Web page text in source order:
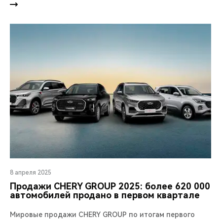
8 апреля 2025
Продажи CHERY GROUP 2025: более 620 000
автомобилей продано в первом квартале
Мировые продажи CHERY GROUP по итогам первого